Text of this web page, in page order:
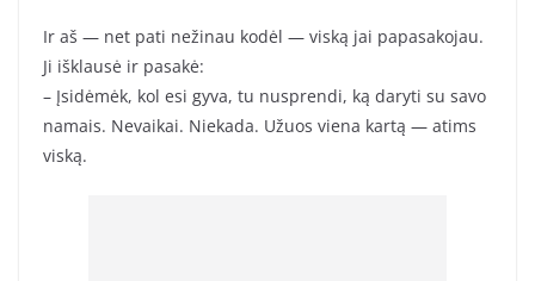
Ir aš — net pati nežinau kodėl — viską jai papasakojau.
Ji išklausė ir pasakė:
– Įsidėmėk, kol esi gyva, tu nusprendi, ką daryti su savo
namais. Nevaikai. Niekada. Užuos viena kartą — atims
viską.